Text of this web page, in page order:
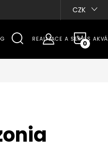
CZK
REALIZACE A SERVIS